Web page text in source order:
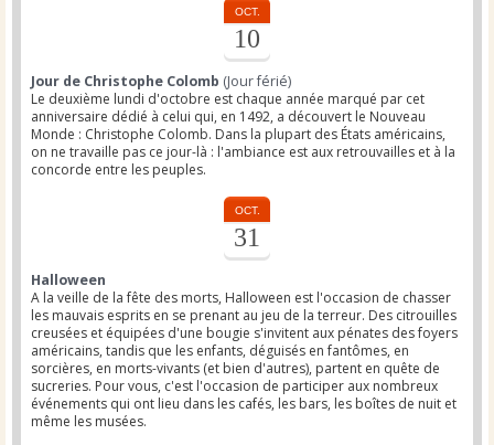
OCT.
10
Jour de Christophe Colomb (Jour férié)
Le deuxième lundi d'octobre est chaque année marqué par cet
anniversaire dédié à celui qui, en 1492, a découvert le Nouveau
Monde : Christophe Colomb. Dans la plupart des États américains,
on ne travaille pas ce jour-là : l'ambiance est aux retrouvailles et à la
concorde entre les peuples.
OCT.
31
Halloween
A la veille de la fête des morts, Halloween est l'occasion de chasser
les mauvais esprits en se prenant au jeu de la terreur. Des citrouilles
creusées et équipées d'une bougie s'invitent aux pénates des foyers
américains, tandis que les enfants, déguisés en fantômes, en
sorcières, en morts-vivants (et bien d'autres), partent en quête de
sucreries. Pour vous, c'est l'occasion de participer aux nombreux
événements qui ont lieu dans les cafés, les bars, les boîtes de nuit et
même les musées.